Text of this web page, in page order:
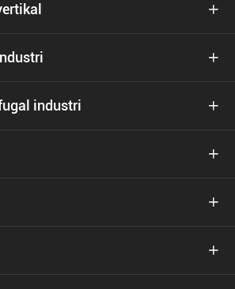


industri 


